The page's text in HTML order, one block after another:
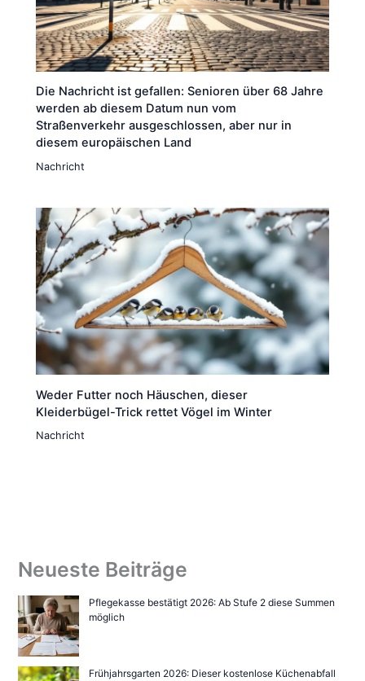
Die Nachricht ist gefallen: Senioren über 68 Jahre
werden ab diesem Datum nun vom
Straßenverkehr ausgeschlossen, aber nur in
diesem europäischen Land
Nachricht
Weder Futter noch Häuschen, dieser
Kleiderbügel-Trick rettet Vögel im Winter
Nachricht
Neueste Beiträge
Pflegekasse bestätigt 2026: Ab Stufe 2 diese Summen
möglich
Frühjahrsgarten 2026: Dieser kostenlose Küchenabfall